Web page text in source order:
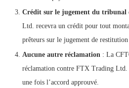
Crédit sur le jugement du tribunal
Ltd. recevra un crédit pour tout
prêteurs sur le jugement de
Aucune autre réclamation : La
réclamation contre FTX Trading
une fois l’accord approuvé.